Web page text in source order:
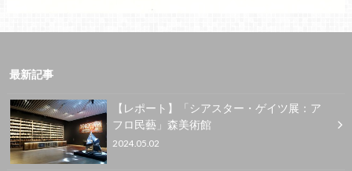
最新記事
【レポート】「シアスター・ゲイツ展：ア
フロ民藝」森美術館
2024.05.02